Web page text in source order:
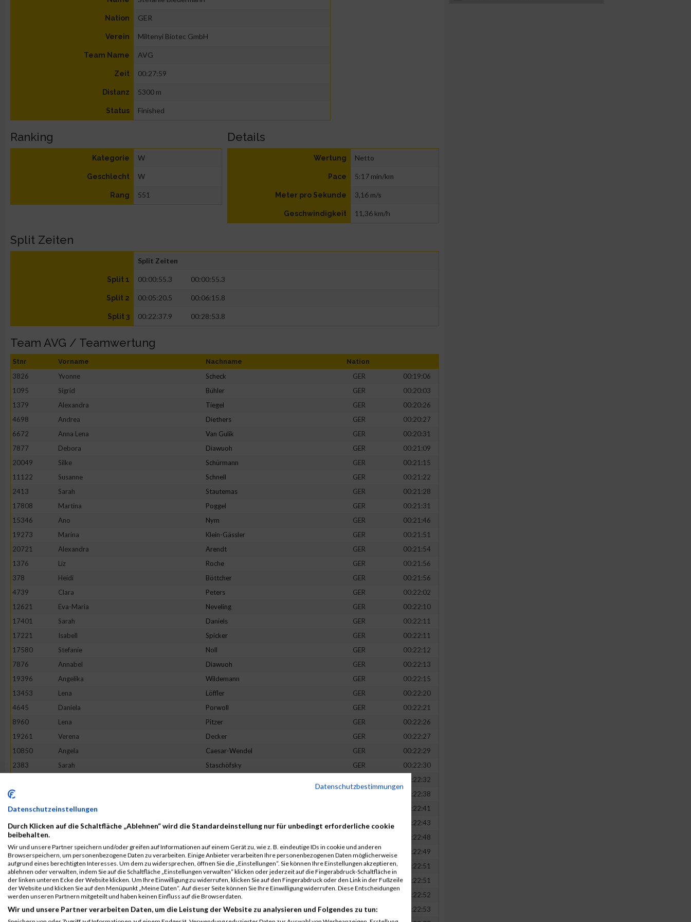
Nation GER
Verein Miltenyi Biotec GmbH
Team Name AVG
Zeit 00:27:59
Distanz 5300 m
Status Finished
Ranking
Kategorie W
Geschlecht W
Rang 551
Details
Wertung Netto
Pace 5:17 min/km
Meter pro Sekunde 3,16 m/s
Geschwindigkeit 11,36 km/h
Split Zeiten
Split Zeiten
Split 1 00:00:55.3 00:00:55.3
Split 2 00:05:20.5 00:06:15.8
Split 3 00:22:37.9 00:28:53.8
Team AVG / Teamwertung
Stnr Vorname Nachname Nation
3826 Yvonne Scheck GER
00:19:06
1095
Sigrid Bühler GER
00:20:03
1379
Alexandra Tiegel GER
00:20:26
4698
Andrea Diethers GER
00:20:27
6672
Anna Lena Van Gulik GER
00:20:31
7877
Debora Diawuoh GER
00:21:09
20049
Silke Schürmann GER
00:21:15
11122
Susanne Schnell GER
00:21:22
2413
Sarah Stautemas GER
00:21:28
17808
Martina Poggel GER
00:21:31
15346
Ano Nym GER
00:21:46
19273
Marina Klein-Gässler GER
00:21:51
20721
Alexandra Arendt GER
00:21:54
1376
Liz Roche GER
00:21:56
378
Heidi Böttcher GER
00:21:56
4739
Clara Peters GER
00:22:02
12621
Eva-Maria Neveling GER
00:22:10
17401
Sarah Daniels GER
00:22:11
17221
Isabell Spicker GER
00:22:11
17580
Stefanie Noll GER
00:22:12
7876
Annabel Diawuoh GER
00:22:13
19396
Angelika Wildemann GER
00:22:15
13453
Lena Löffler GER
00:22:20
4645
Daniela Porwoll GER
00:22:21
8960
Lena Pitzer GER
00:22:26
19261
Verena Decker GER
00:22:27
10850
Angela Caesar-Wendel GER
00:22:29
2383
Sarah Staschöfsky GER
00:22:30
00:22:32
10079
00:22:38
18862
Tineke
00:22:41
18205
Sandra Hermann GER
00:22:43
3475
00:22:48
16268
Lotte Lehmbruck GER
00:22:49
5049
Sabine Eim GER
00:22:51
7653
Franziska Flügge GER
00:22:51
1380
Jeanne Li Voß
00:22:52
6002
Julia Halberstadt GER
00:22:53
Datenschutzbestimmungen
Datenschutzeinstellungen
Durch Klicken auf die Schaltfläche „Ablehnen“ wird die Standardeinstellung nur für unbedingt erforderliche cookie
beibehalten.
Wir und unsere Partner speichern und/oder greifen auf Informationen auf einem Gerät zu, wie z. B. eindeutige IDs in cookie und anderen
Browserspeichern, um personenbezogene Daten zu verarbeiten. Einige Anbieter verarbeiten Ihre personenbezogenen Daten möglicherweise
aufgrund eines berechtigten Interesses. Um dem zu widersprechen, öffnen Sie die „Einstellungen“. Sie können Ihre Einstellungen akzeptieren,
ablehnen oder verwalten, indem Sie auf die Schaltfläche „Einstellungen verwalten“ klicken oder jederzeit auf die Fingerabdruck-Schaltfläche in
der linken unteren Ecke der Website klicken. Um Ihre Einwilligung zu widerrufen, klicken Sie auf den Fingerabdruck oder den Link in der Fußzeile
der Website und klicken Sie auf den Menüpunkt „Meine Daten“. Auf dieser Seite können Sie Ihre Einwilligung widerrufen. Diese Entscheidungen
werden unseren Partnern mitgeteilt und haben keinen Einfluss auf die Browserdaten.
Wir und unsere Partner verarbeiten Daten, um die Leistung der Website zu analysieren und Folgendes zu tun: